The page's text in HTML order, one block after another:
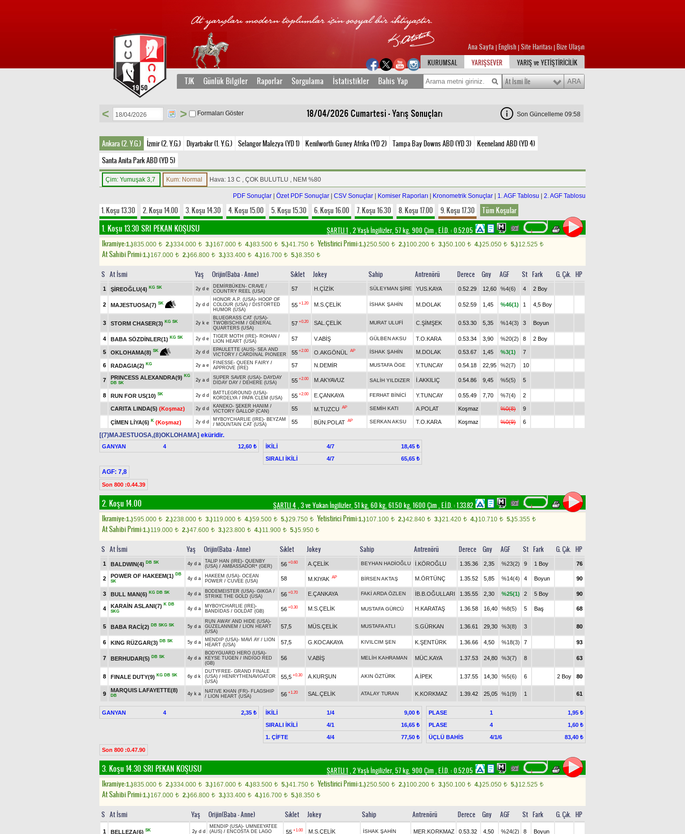
Ana Sayfa English Site Haritası Bize Ulaşın
KURUMSAL
YARIŞSEVER YARIŞ ve YETİŞTİRİCİLİK
TJK Günlük Bilgiler Raporlar Sorgulama İstatistikler Bahis Yap At İsmi İle
18/04/2026 Cumartesi - Yarış Sonuçları
< > Formaları Göster Son Güncelleme 09:58
Ankara (2. Y.G.) İzmir (2. Y.G.) Diyarbakır (1. Y.G.) Selangor Malezya (YD 1) Kenilworth Guney Afrika (YD 2) Tampa Bay Downs ABD (YD 3) Keeneland ABD (YD 4)
Santa Anita Park ABD (YD 5)
Çim: Yumuşak 3,7 Kum: Normal Hava: 13 C , ÇOK BULUTLU , NEM %80
PDF Sonuçlar Özet PDF Sonuçlar CSV Sonuçlar Komiser Raporları Kronometrik Sonuçlar 1. AGF Tablosu 2. AGF Tablosu
1. Koşu 13.30 2. Koşu 14.00 3. Koşu 14.30 4. Koşu 15.00 5. Koşu 15.30 6. Koşu 16.00 7. Koşu 16.30 8. Koşu 17.00 9. Koşu 17.30 Tüm Koşular
1. Koşu 13.30 SRI PEKAN KOŞUSU ŞARTLI 1 , 2 Yaşlı İngilizler, 57 kg, 900 Çim,E.İ.D. :0.52.05
Ikramiye:1.)835.000 t 2.)334.000 t 3.)167.000 t 4.)83.500 t 5.)41.750 t Yetistirici Primi:1.)250.500 t 2.)100.200 t 3.)50.100 t 4.)25.050 t 5.)12.525 t
At Sahibi Primi:1.)167.000 t 2.)66.800 t 3.)33.400 t 4.)16.700 t 5.)8.350 t
S At İsmi Yaş Orijin(Baba - Anne) Sıklet Jokey Sahip Antrenörü Derece Gny AGF St Fark G. Çık. HP
1 ŞİREOĞLU(4) KG SK 2y d e DEMİRBÜKEN - CRAVE /
COUNTRY REEL (USA)
57 H.ÇİZİK SÜLEYMAN ŞİRE YUS.KAYA 0.52.29 12,60 %4(6) 4 2 Boy
2 MAJESTUOSA(7) SK 2y d d
HONOR A.P. (USA)- HOOP OF
COLOUR (USA) / DISTORTED
HUMOR (USA)
55 +1.20 M.S.ÇELİK İSHAK ŞAHİN M.DOLAK 0.52.59 1,45 %46(1) 1 4,5 Boy
3 STORM CHASER(3) KG SK 2y k e
BLUEGRASS CAT (USA)-
TWOBISCHIM / GENERAL
QUARTERS (USA)
57 +0.20 SAL.ÇELİK MURAT ULUFİ C.ŞİMŞEK 0.53.30 5,35 %14(3) 3 Boyun
4 BABA SÖZDİNLER(1) KG SK 2y d e TIGER MOTH (IRE)- ROHAN /
LION HEART (USA)
57 V.ABİŞ GÜLBEN AKSU T.O.KARA 0.53.34 3,90 %20(2) 8 2 Boy
5 OKLOHAMA(8) SK 2y d d EPAULETTE (AUS)- SEA AND
VICTORY / CARDINAL PIONEER 55 +2.00 O.AKGÖNÜL AP İSHAK ŞAHİN M.DOLAK 0.53.67 1,45 %3(1) 7
6 RADAGIA(2) KG 2y a e FINESSE- QUEEN FAIRY /
APPROVE (IRE)
57 N.DEMİR MUSTAFA ÖGE Y.TUNCAY 0.54.18 22,95 %2(7) 10
7 PRINCESS ALEXANDRA(9) KG
DB SK
2y a d SUPER SAVER (USA)- DAYDAY
DİDAY DAY / DEHERE (USA) 55 +2.00 M.AKYAVUZ SALİH YILDIZER İ.AKKILIÇ 0.54.86 9,45 %5(5) 5
8 RUN FOR US(10) SK 2y d d BATTLEGROUND (USA)-
KORDELYA / PAPA CLEM (USA) 55 +2.00 E.ÇANKAYA FERHAT BİNİCİ Y.TUNCAY 0.55.49 7,70 %7(4) 2
CARITA LINDA(5) (Koşmaz) 2y d d KANEKO- ŞEKER HANIM /
VICTORY GALLOP (CAN)
55 M.TUZCU AP SEMİH KATI A.POLAT Koşmaz %0(8) 9
ÇİMEN LİYA(6) K (Koşmaz) 2y d d MYBOYCHARLIE (IRE)- BEYZAM
/ MOUNTAIN CAT (USA) 55 BÜN.POLAT AP SERKAN AKSU T.O.KARA Koşmaz %0(9) 6
[(7)MAJESTUOSA,(8)OKLOHAMA] eküridir.
GANYAN 4 12,60 ₺ İKİLİ 4/7
18,45 ₺
SIRALI İKİLİ
4/7 65,65 ₺
AGF: 7,8
Son 800 :0.44.39
2. Koşu 14.00 ŞARTLI 4, 3 ve Yukarı İngilizler, 51 kg, 60 kg, 61.50 kg, 1600 Çim,E.İ.D. :1.33.82
Ikramiye:1.)595.000 t 2.)238.000 t 3.)119.000 t 4.)59.500 t 5.)29.750 t Yetistirici Primi:1.)107.100 t 2.)42.840 t 3.)21.420 t 4.)10.710 t 5.)5.355 t
At Sahibi Primi:1.)119.000 t 2.)47.600 t 3.)23.800 t 4.)11.900 t 5.)5.950 t
S At İsmi Yaş Orijin(Baba - Anne) Sıklet Jokey Sahip Antrenörü Derece Gny AGF St Fark G. Çık. HP
1 BALDWIN(4) DB SK 4y d a TALIP HAN (IRE)- QUENBY
(USA) / AMBASSADOR* (GER) 56 +0.60 A.ÇELİK BEYHAN HADİOĞLU İ.KÖROĞLU 1.35.36 2,35 %23(2) 9 1 Boy 76
2 POWER OF HAKEEM(1) DB
SK
4y d a HAKEEM (USA)- OCEAN
POWER / CUVEE (USA) 58 M.KIYAK AP BİRSEN AKTAŞ M.ÖRTÜNÇ 1.35.52 5,85 %14(4) 4 Boyun 90
3 BULL MAN(6) KG DB SK 4y d a BODEMEISTER (USA)- GIKGA /
STRIKE THE GOLD (USA)
56 +0.70 E.ÇANKAYA FAKİ ARDA ÖZLEN İB.B.OĞULLARI 1.35.55 2,30 %25(1) 2 5 Boy 90
4 KARAİN ASLANI(7) K DB
SKG
4y d a MYBOYCHARLIE (IRE)-
BANDİDAS / GOLDAT (GB) 56 +0.30 M.S.ÇELİK MUSTAFA GÜRCÜ H.KARATAŞ 1.36.58 16,40 %8(5) 5 Baş 68
5 BABA RACİ(2) DB SKG SK 5y d a
RUN AWAY AND HIDE (USA)-
GÜZELANNEM / LION HEART
(USA)
57,5 MÜS.ÇELİK MUSTAFA ATLI S.GÜRKAN 1.36.61 29,30 %3(8) 3 80
6 KING RÜZGAR(3) DB SK 5y d a MENDIP (USA)- MAVİ AY / LION
HEART (USA)
57,5 G.KOCAKAYA KIVILCIM ŞEN K.ŞENTÜRK 1.36.66 4,50 %18(3) 7 93
7 BERHUDAR(5) DB SK 4y d a
BODYGUARD HERO (USA)-
KEYSE TUGEN /
INDIGO RED
(GB)
56 V.ABİŞ MELİH KAHRAMAN MÜC.KAYA 1.37.53 24,80 %3(7) 8 63
8 FINALE DUTY(9) KG DB SK 6y d k
DUTYFREE- GRAND FINALE
(USA) / HENRYTHENAVIGATOR
(USA)
55,5 +0.30 A.KURŞUN AKIN ÖZTÜRK A.İPEK 1.37.55 14,30 %5(6) 6 2 Boy 80
9
MARQUIS LAFAYETTE(8)
DB 4y k a NATIVE KHAN (FR)- FLAGSHIP
/ LION HEART (USA) 56 +1.20 SAL.ÇELİK ATALAY TURAN K.KORKMAZ 1.39.42 25,05 %1(9) 1 61
GANYAN 4 2,35 ₺ İKİLİ 1/4
9,00 ₺
SIRALI İKİLİ
4/1
16,65 ₺
1. ÇİFTE
4/4 77,50 ₺
PLASE 1
1,95 ₺
PLASE
4
1,60 ₺
ÜÇLÜ BAHİS
4/1/6 83,40 ₺
Son 800 :0.47.90
3. Koşu 14.30 SRI PEKAN KOŞUSU ŞARTLI 1 , 2 Yaşlı İngilizler, 57 kg, 900 Çim,E.İ.D. :0.52.05
Ikramiye:1.)835.000 t 2.)334.000 t 3.)167.000 t 4.)83.500 t 5.)41.750 t Yetistirici Primi:1.)250.500 t 2.)100.200 t 3.)50.100 t 4.)25.050 t 5.)12.525 t
At Sahibi Primi:1.)167.000 t 2.)66.800 t 3.)33.400 t 4.)16.700 t 5.)8.350 t
S At İsmi Yaş Orijin(Baba - Anne) Sıklet Jokey Sahip Antrenörü Derece Gny AGF St Fark G. Çık. HP
1 BELLEZA(6) SK 2y d d
MENDIP (USA)- UMNEEYATEE
(AUS) / ENCOSTA DE LAGO
55 +1.00 M.S.ÇELİK İSHAK ŞAHİN MER.KORKMAZ 0.53.32 4,50 %24(2) 8 Boyun